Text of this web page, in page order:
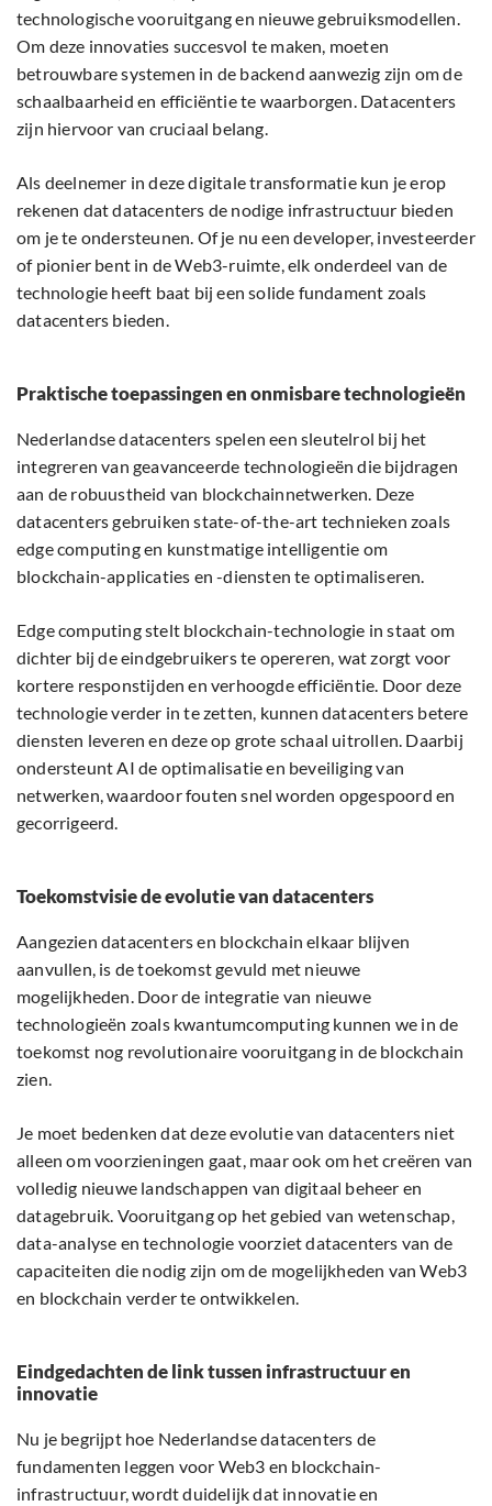
technologische vooruitgang en nieuwe gebruiksmodellen.
Om deze innovaties succesvol te maken, moeten
betrouwbare systemen in de backend aanwezig zijn om de
schaalbaarheid en efficiëntie te waarborgen. Datacenters
zijn hiervoor van cruciaal belang.
Als deelnemer in deze digitale transformatie kun je erop
rekenen dat datacenters de nodige infrastructuur bieden
om je te ondersteunen. Of je nu een developer, investeerder
of pionier bent in de Web3-ruimte, elk onderdeel van de
technologie heeft baat bij een solide fundament zoals
datacenters bieden.
Praktische toepassingen en onmisbare technologieën
Nederlandse datacenters spelen een sleutelrol bij het
integreren van geavanceerde technologieën die bijdragen
aan de robuustheid van blockchainnetwerken. Deze
datacenters gebruiken state-of-the-art technieken zoals
edge computing en kunstmatige intelligentie om
blockchain-applicaties en -diensten te optimaliseren.
Edge computing stelt blockchain-technologie in staat om
dichter bij de eindgebruikers te opereren, wat zorgt voor
kortere responstijden en verhoogde efficiëntie. Door deze
technologie verder in te zetten, kunnen datacenters betere
diensten leveren en deze op grote schaal uitrollen. Daarbij
ondersteunt AI de optimalisatie en beveiliging van
netwerken, waardoor fouten snel worden opgespoord en
gecorrigeerd.
Toekomstvisie de evolutie van datacenters
Aangezien datacenters en blockchain elkaar blijven
aanvullen, is de toekomst gevuld met nieuwe
mogelijkheden. Door de integratie van nieuwe
technologieën zoals kwantumcomputing kunnen we in de
toekomst nog revolutionaire vooruitgang in de blockchain
zien.
Je moet bedenken dat deze evolutie van datacenters niet
alleen om voorzieningen gaat, maar ook om het creëren van
volledig nieuwe landschappen van digitaal beheer en
datagebruik. Vooruitgang op het gebied van wetenschap,
data-analyse en technologie voorziet datacenters van de
capaciteiten die nodig zijn om de mogelijkheden van Web3
en blockchain verder te ontwikkelen.
Eindgedachten de link tussen infrastructuur en
innovatie
Nu je begrijpt hoe Nederlandse datacenters de
fundamenten leggen voor Web3 en blockchain-
infrastructuur, wordt duidelijk dat innovatie en